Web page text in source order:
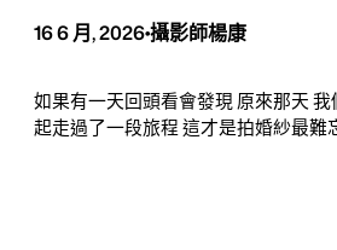
16 6 月, 2026•攝影師楊康
如果有一天回頭看會發現 原來那天
起走過了一段旅程 這才是拍婚紗最難